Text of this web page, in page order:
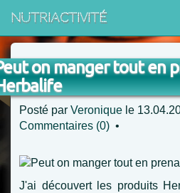
NutriActivité
on manger tout en
Posté par Veronique le
Commentaires (0) •
J'ai découvert les produits